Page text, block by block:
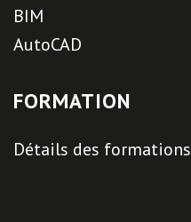
BIM
AutoCAD
FORMATION
Détails des formations